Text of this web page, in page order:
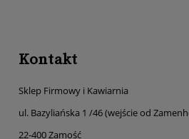
Kontakt
Sklep Firmowy i Kawiarnia
ul. Bazyliańska 1 /46 (wejście od
22-400 Zamość